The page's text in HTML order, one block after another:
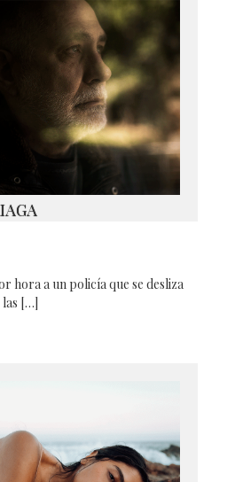
IMG_2366
hora a un policía que se desliza
[…]